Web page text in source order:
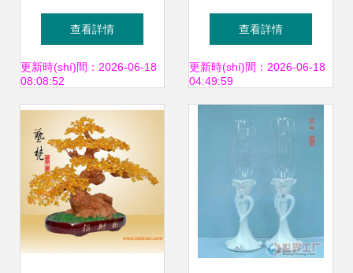
創(chuàng)意小馬
樹脂擺件與工藝
扇，點(diǎn)亮家
居藝術(shù)空間
查看詳情
更新時(shí)間：2026-06-18
08:08:52
術(shù)與工藝的完
美融合
查看詳情
更新時(shí)間：2026-06-18
04:49:59